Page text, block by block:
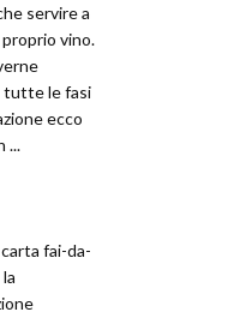
servire a
vino.
tutte le fasi
ecco
...
fai-da-